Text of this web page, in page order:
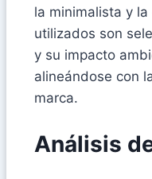
la minimalista y
utilizados son
y su impacto
alineándose con
marca.
Análisis